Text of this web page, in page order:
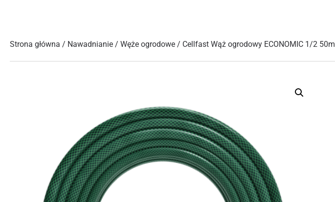
Strona główna / Nawadnianie / Węże ogrodowe / Cellfast Wąż ogrodowy ECONOMIC 1/2 50m